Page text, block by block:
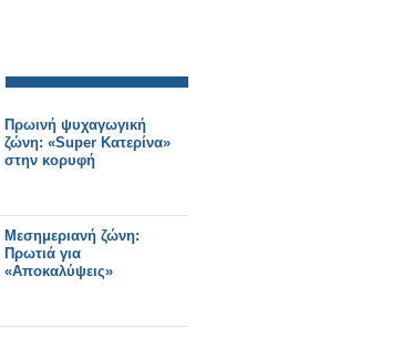
Πρωινή ψυχαγωγική
ζώνη: «Super Κατερίνα»
στην κορυφή
Μεσημεριανή ζώνη:
Πρωτιά για
«Αποκαλύψεις»